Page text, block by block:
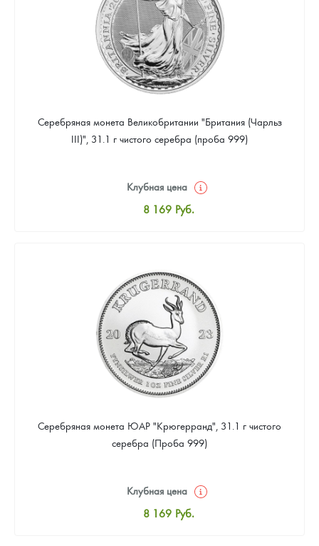
Серебряная монета Великобритании "Британия (Чарльз
III)", 31.1 г чистого серебра (проба 999)
Клубная цена
8 169 Руб.
Звоните
Серебряная монета ЮАР "Крюгерранд", 31.1 г чистого
серебра (Проба 999)
Клубная цена
8 169 Руб.